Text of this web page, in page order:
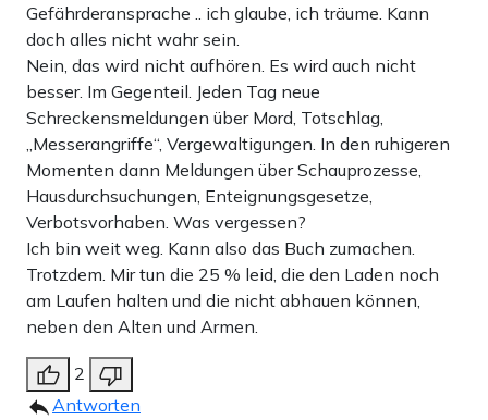
Gefährderansprache .. ich glaube, ich träume. Kann
doch alles nicht wahr sein.
Nein, das wird nicht aufhören. Es wird auch nicht
besser. Im Gegenteil. Jeden Tag neue
Schreckensmeldungen über Mord, Totschlag,
„Messerangriffe“, Vergewaltigungen. In den ruhigeren
Momenten dann Meldungen über Schauprozesse,
Hausdurchsuchungen, Enteignungsgesetze,
Verbotsvorhaben. Was vergessen?
Ich bin weit weg. Kann also das Buch zumachen.
Trotzdem. Mir tun die 25 % leid, die den Laden noch
am Laufen halten und die nicht abhauen können,
neben den Alten und Armen.
2
Antworten